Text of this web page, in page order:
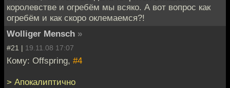
королевстве и огребём мы всяко. А вот вопрос как
огребём и как скоро оклемаемся?!
Wolliger Mensch »
#21 | 19.11.08 17:07
Кому: Offspring, #4
> Апокалиптично